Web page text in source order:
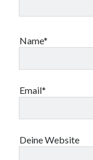
Name*
Email*
Deine Website